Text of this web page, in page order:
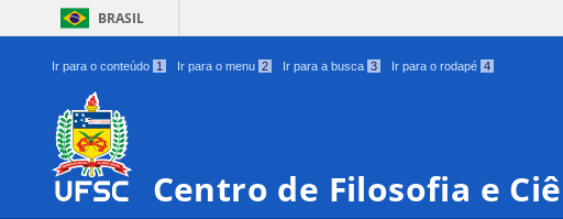
BRASIL
Ir para o conteúdo 1 Ir para o menu 2 Ir para a busca 3 Ir para o rodapé 4
Centro de Filosofia e